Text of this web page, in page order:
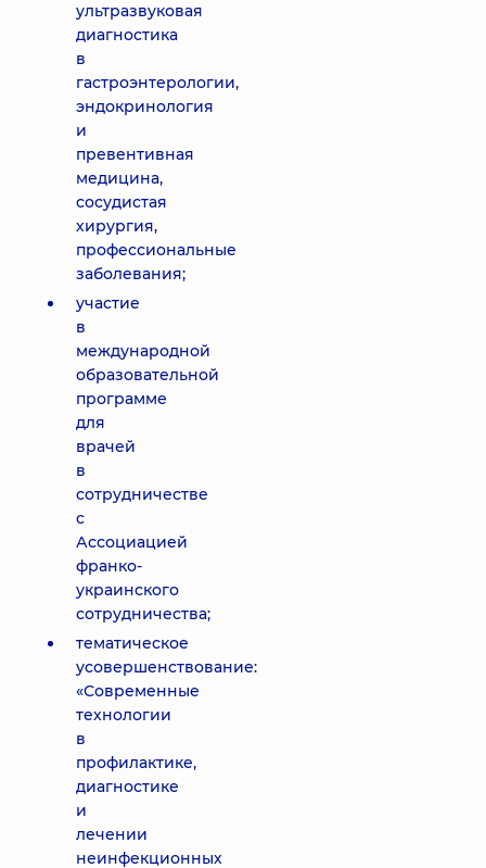
ультразвуковая
диагностика
в
гастроэнтерологии,
эндокринология
и
превентивная
медицина,
сосудистая
хирургия,
профессиональные
заболевания;
участие
в
международной
образовательной
программе
для
врачей
в
сотрудничестве
с
Ассоциацией
франко-
украинского
сотрудничества;
тематическое
усовершенствование:
«Современные
технологии
в
профилактике,
диагностике
и
лечении
неинфекционных